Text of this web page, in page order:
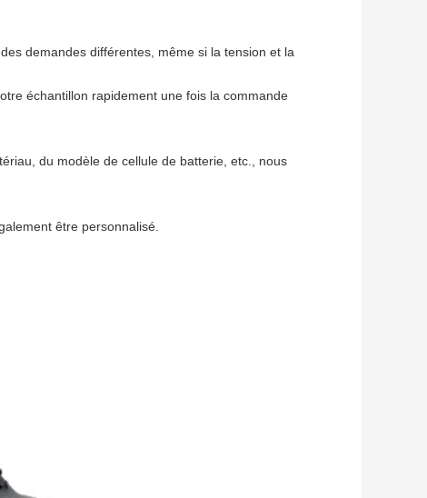
demandes différentes, même si la tension et la
échantillon rapidement une fois la commande
du modèle de cellule de batterie, etc., nous
être personnalisé.